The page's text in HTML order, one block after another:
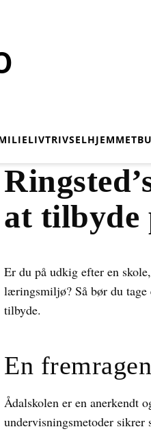
TRIVSELHJEMMET
at tilbyde
Er du på udkig efter en
læringsmiljø? Så bør du
tilbyde.
En
Ådalskolen er en anerkendt
undervisningsmetoder sikrer